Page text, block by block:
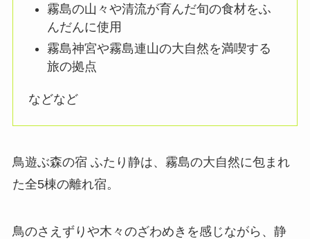
霧島の山々や清流が育んだ旬の食材をふ
んだんに使用
霧島神宮や霧島連山の大自然を満喫する
旅の拠点
などなど
鳥遊ぶ森の宿 ふたり静は、霧島の大自然に包まれ
た全5棟の離れ宿。
鳥のさえずりや木々のざわめきを感じながら、静